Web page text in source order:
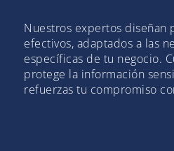
Nuestros expertos diseñan
efectivos, adaptados a las
específicas de tu negocio.
protege la información
refuerzas tu compromiso